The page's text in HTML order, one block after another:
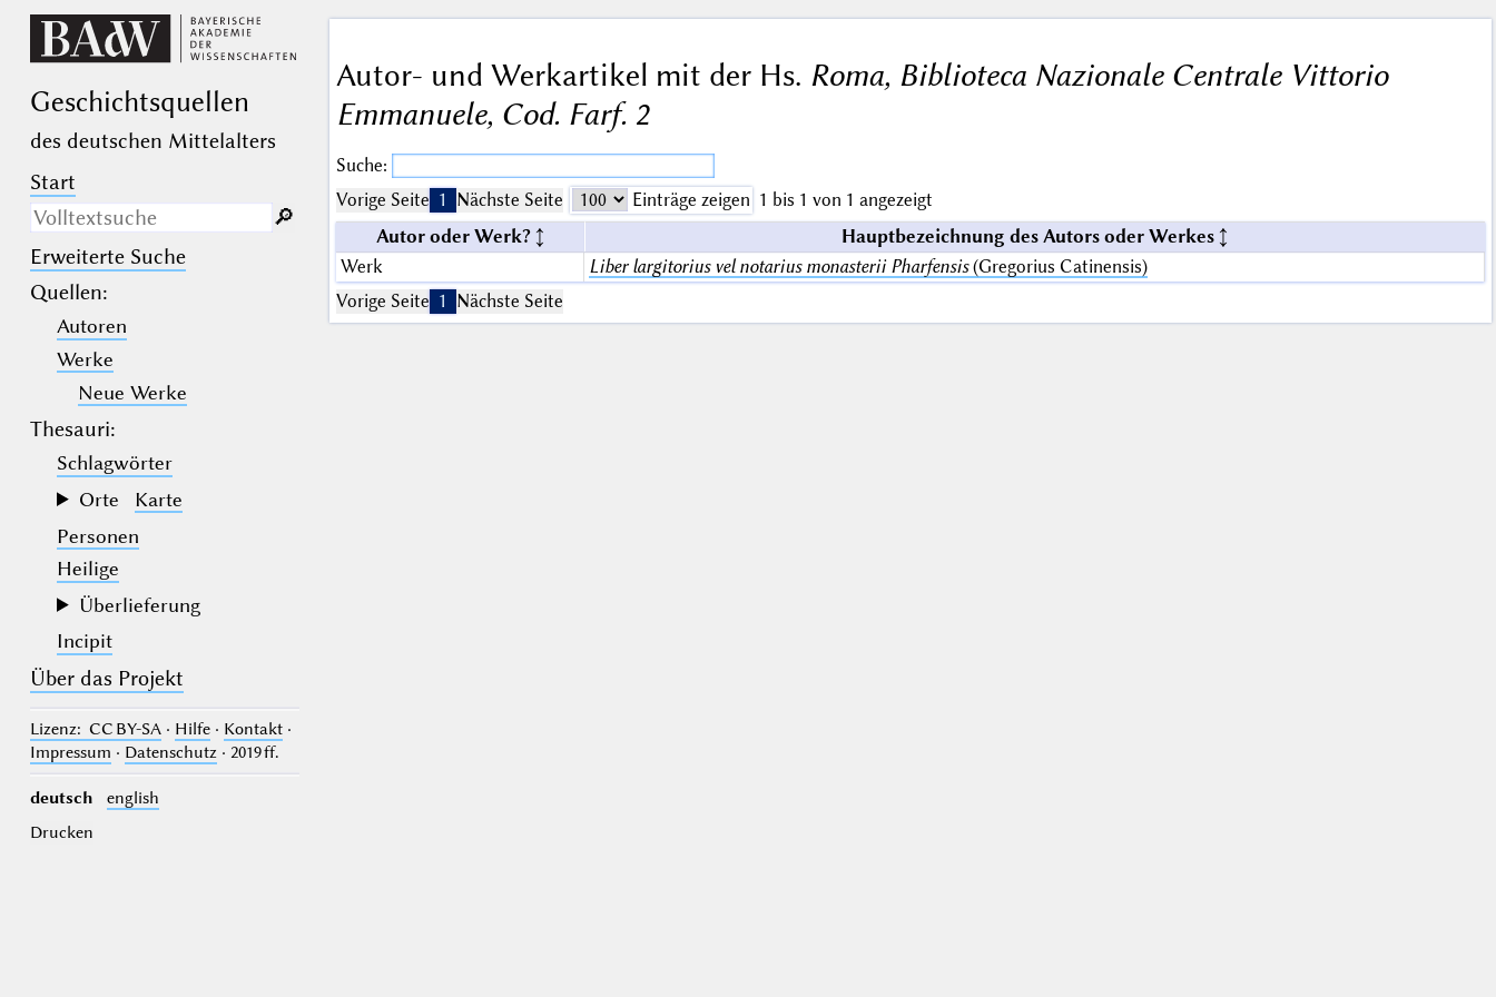
Geschichts­quellen
des deutschen Mittelalters
Start
Nur in Beschreibungs­texten
suchen
(der Unterstrich) ist Platzhalter für
genau ein Zeichen.
(das Prozentzeichen) ist Platzhalter
für kein, ein oder mehr als ein
Zeichen.
🔎︎
Erweiterte Suche
Quellen:
Autoren
Werke
Neue Werke
Thesauri:
Schlagwörter
Orte
Karte
Personen
Heilige
Überlieferung
Incipit
Über das Projekt
Lizenz: CC BY-SA· Hilfe· Kontakt·
Impressum · Datenschutz· 2019 ff.
deutsch
english
Drucken
Autor- und Werkartikel mit der Hs. Roma, Biblioteca Nazionale Centrale Vittorio
Emmanuele, Cod. Farf. 2
Suche:
Vorige Seite 1 Nächste Seite Einträge zeigen 1 bis 1 von 1 angezeigt
Autor oder Werk?
Hauptbezeichnung des Autors oder Werkes
Werk
Liber largitorius vel notarius monasterii Pharfensis(Gregorius Catinensis)
Vorige Seite 1 Nächste Seite